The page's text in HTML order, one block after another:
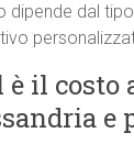
dipende dal
è il
e